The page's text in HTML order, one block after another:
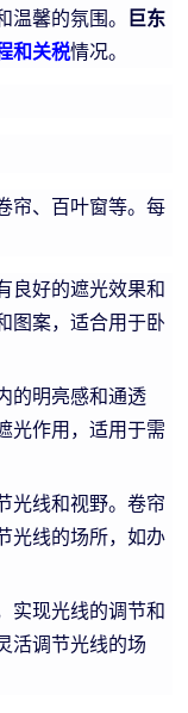
馨的氛围。 巨东
和关税情况。
帘、百叶窗等。每
良好的遮光效果和
图案，适合用于卧
的明亮感和通透
光作用，适用于需
光线和视野。卷帘
光线的场所，如办
实现光线的调节和
活调节光线的场